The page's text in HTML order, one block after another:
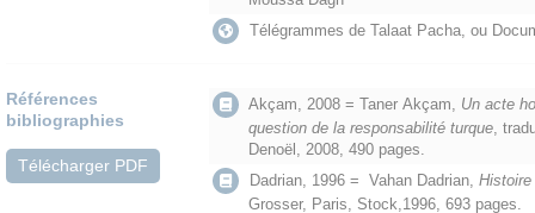
Télégrammes de Talaat Pacha, ou
Références
bibliographies
Télécharger PDF
Akçam, 2008 = Taner Akçam, Un acte
question de la responsabilité turque,
Denoël, 2008, 490 pages.
Dadrian, 1996 = Vahan Dadrian,
Grosser, Paris, Stock,1996, 693 pages.